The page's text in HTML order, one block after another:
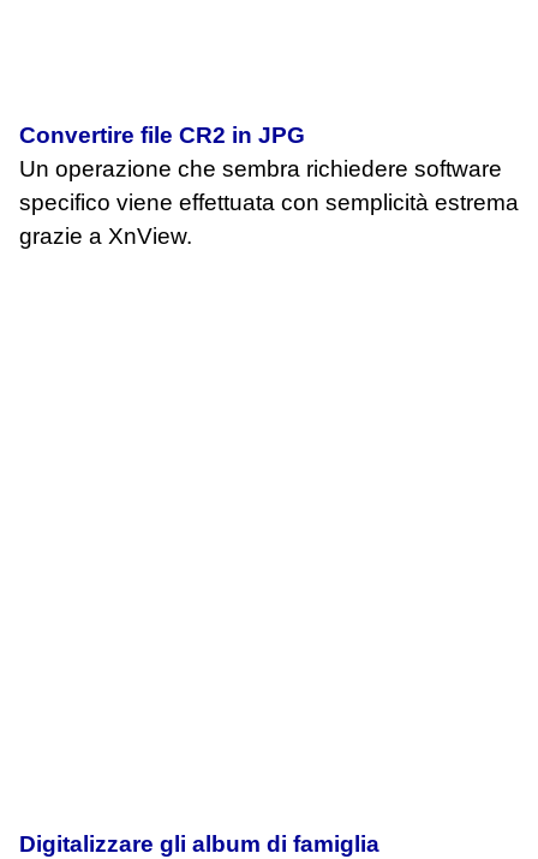
Convertire file CR2 in JPG
Un operazione che sembra richiedere software
specifico viene effettuata con semplicità estrema
grazie a XnView.
Digitalizzare gli album di famiglia